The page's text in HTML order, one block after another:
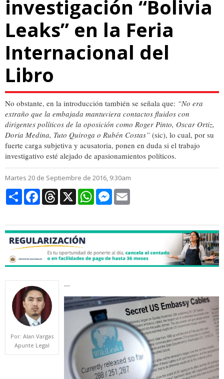
investigación “Bolivia
Leaks” en la Feria
Internacional del
Libro
No obstante, en la introducción también se señala que: “No era
extraño que la embajada mantuviera contactos fluidos con
dirigentes políticos de la oposición como Roger Pinto, Oscar Ortiz,
Doria Medina, Tuto Quiroga o Rubén Costas” (sic), lo cual, por su
fuerte carga subjetiva y acusatoria, ponen en duda si el trabajo
investigativo esté alejado de apasionamientos políticos.
Martes 20 de Septiembre de 2016, 9:30am
CompartirFacebookThreads
X WhatsAppMessenger
Por: Alan Vargas
Apunte Legal
...
bolivia.leaks_.jpg